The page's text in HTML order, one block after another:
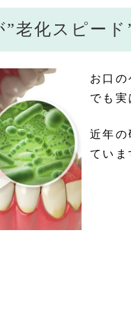
老化スピード
お口の
でも
近年の
ていま